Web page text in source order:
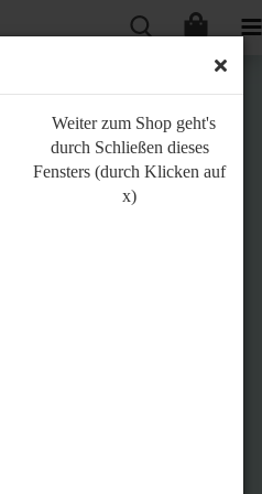
Weiter zum Shop geht's
durch Schließen dieses
Fensters (durch Klicken auf
x)